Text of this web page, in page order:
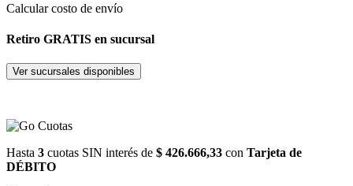
Calcular costo de envío
Retiro GRATIS en sucursal
Ver sucursales disponibles
Hasta 3 cuotas SIN interés de $ 426.666,33 con Tarjeta de
DÉBITO